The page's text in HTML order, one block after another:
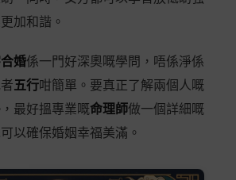
加和諧。
婚係一門好深奧嘅學問，唔係淨係
五行咁簡單。要真正了解兩個人嘅
最好搵專業嘅命理師做一個詳細嘅
可以確保婚姻幸福美滿。